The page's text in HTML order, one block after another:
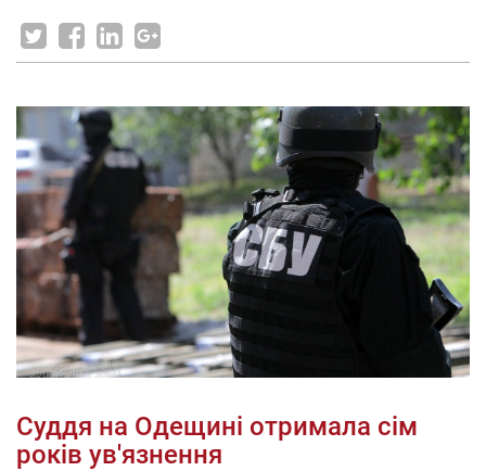
Суддя на Одещині отримала сім
років ув'язнення